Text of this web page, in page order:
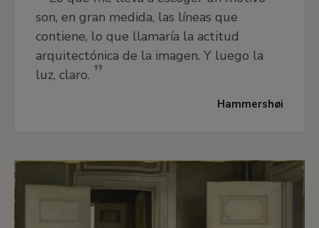
son, en gran medida, las líneas que
contiene, lo que llamaría la actitud
arquitectónica de la imagen. Y luego la
luz, claro.
Hammershøi